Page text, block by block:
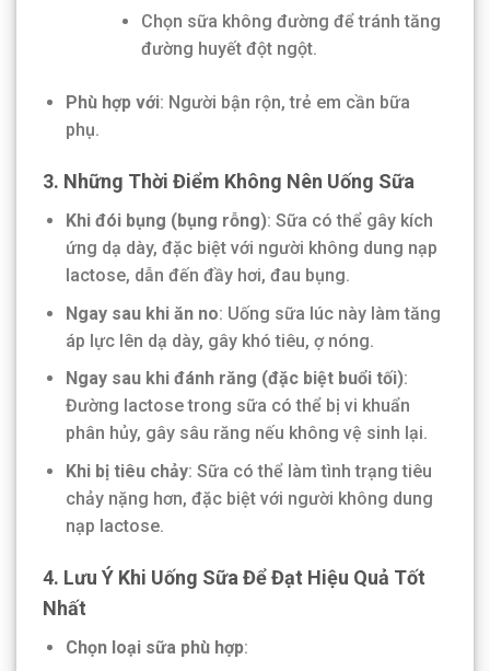
Chọn sữa không đường để tránh tăng
đường huyết đột ngột.
Phù hợp với: Người bận rộn, trẻ em cần bữa
phụ.
3. Những Thời Điểm Không Nên Uống Sữa
Khi đói bụng (bụng rỗng): Sữa có thể gây kích
ứng dạ dày, đặc biệt với người không dung nạp
lactose, dẫn đến đầy hơi, đau bụng.
Ngay sau khi ăn no: Uống sữa lúc này làm tăng
áp lực lên dạ dày, gây khó tiêu, ợ nóng.
Ngay sau khi đánh răng (đặc biệt buổi tối):
Đường lactose trong sữa có thể bị vi khuẩn
phân hủy, gây sâu răng nếu không vệ sinh lại.
Khi bị tiêu chảy: Sữa có thể làm tình trạng tiêu
chảy nặng hơn, đặc biệt với người không dung
nạp lactose.
4. Lưu Ý Khi Uống Sữa Để Đạt Hiệu Quả Tốt
Nhất
Chọn loại sữa phù hợp: